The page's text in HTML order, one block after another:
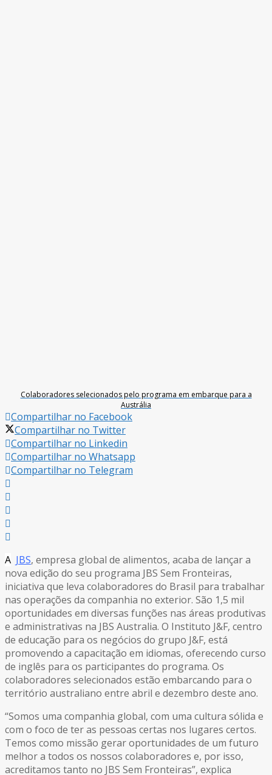
Colaboradores selecionados pelo programa em embarque para a
Austrália
Compartilhar no Facebook
Compartilhar no Twitter
Compartilhar no Linkedin
Compartilhar no Whatsapp
Compartilhar no Telegram
A JBS, empresa global de alimentos, acaba de lançar a
nova edição do seu programa JBS Sem Fronteiras,
iniciativa que leva colaboradores do Brasil para trabalhar
nas operações da companhia no exterior. São 1,5 mil
oportunidades em diversas funções nas áreas produtivas
e administrativas na JBS Australia. O Instituto J&F, centro
de educação para os negócios do grupo J&F, está
promovendo a capacitação em idiomas, oferecendo curso
de inglês para os participantes do programa. Os
colaboradores selecionados estão embarcando para o
território australiano entre abril e dezembro deste ano.
“Somos uma companhia global, com uma cultura sólida e
com o foco de ter as pessoas certas nos lugares certos.
Temos como missão gerar oportunidades de um futuro
melhor a todos os nossos colaboradores e, por isso,
acreditamos tanto no JBS Sem Fronteiras”, explica